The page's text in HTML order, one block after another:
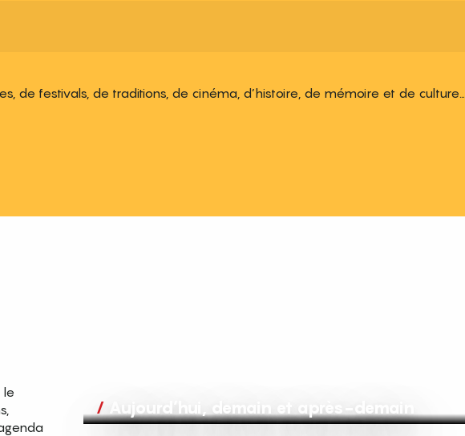
de festivals, de traditions, de cinéma, d’histoire, de mémoire et de culture…
aux favoris
le
Aujourd’hui, demain et après-demain